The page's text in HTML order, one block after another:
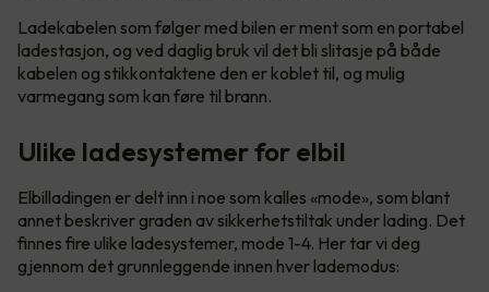
Ladekabelen som følger med bilen er ment som en portabel
ladestasjon, og ved daglig bruk vil det bli slitasje på både
kabelen og stikkontaktene den er koblet til, og mulig
varmegang som kan føre til brann.
Ulike ladesystemer for elbil
Elbilladingen er delt inn i noe som kalles «mode», som blant
annet beskriver graden av sikkerhetstiltak under lading. Det
finnes fire ulike ladesystemer, mode 1-4. Her tar vi deg
gjennom det grunnleggende innen hver lademodus: